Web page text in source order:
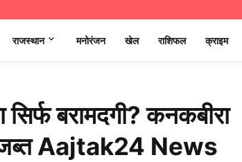
राजस्थान मनोरंजन खेल राशिफल क्राइम
सिर्फ बरामदगी? कनकबीरा
जब्त Aajtak24 News